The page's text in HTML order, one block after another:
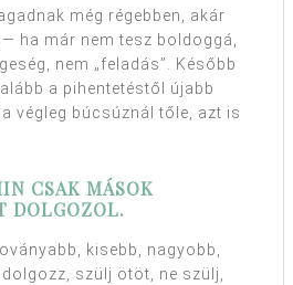
még régebben, akár
ha már nem tesz boldoggá,
nem „feladás”. Később
a pihentetéstől újabb
végleg búcsúznál tőle, azt is
CSAK MÁSOK
DOLGOZOL.
kisebb, nagyobb,
szülj ötöt, ne szülj,